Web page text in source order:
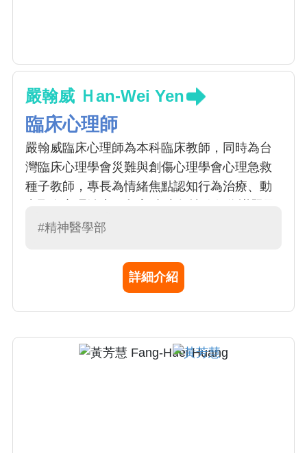
嚴翰威 Ｈan-Wei Yen
臨床心理師
嚴翰威臨床心理師為本科臨床教師，同時為台
灣臨床心理學會災難與創傷心理學會心理急救
種子教師，專長為情緒焦點認知行為治療、動
親職教養、性侵害加害人再犯風險評估與心理
#精神醫學部
詳細介紹